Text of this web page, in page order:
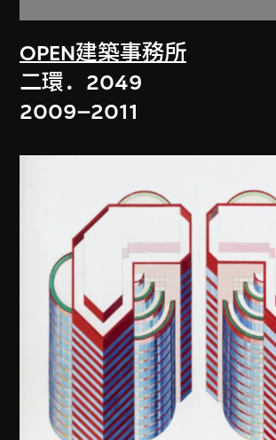
OPEN建築事務所
二環．2049
2009–2011